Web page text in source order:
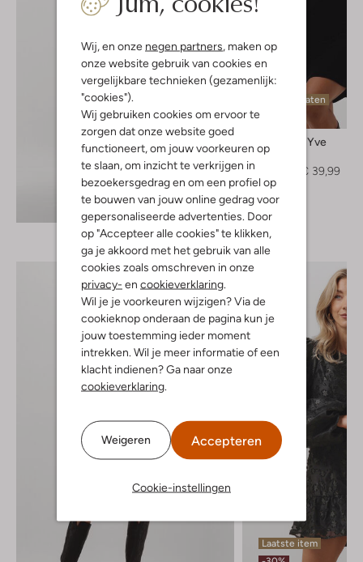
Wij, en onze negen partners , maken op
onze website gebruik van cookies en
vergelijkbare technieken (gezamenlijk:
"cookies").
Wij gebruiken cookies om ervoor te
zorgen dat onze website goed
functioneert, om jouw voorkeuren op
te slaan, om inzicht te verkrijgen in
bezoekersgedrag en om een profiel op
te bouwen van jouw online gedrag voor
gepersonaliseerde advertenties. Door
op "Accepteer alle cookies" te klikken,
ga je akkoord met het gebruik van alle
cookies zoals omschreven in onze
privacy- en cookieverklaring
Wil je je voorkeuren wijzigen? Via de
cookieknop onderaan de pagina kun je
jouw toestemming ieder moment
intrekken. Wil je meer informatie of een
klacht indienen? Ga naar onze
cookieverklaring
Weigeren Accepteren
Cookie-instellingen
Ontdek de look
Laatste maten
Harper & Yve
Mini jurk
€ 39,99
Laatste item